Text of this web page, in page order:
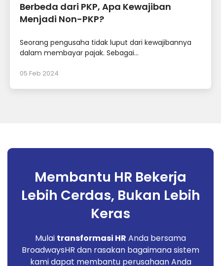
Berbeda dari PKP, Apa Kewajiban
Menjadi Non-PKP?
Seorang pengusaha tidak luput dari kewajibannya
dalam membayar pajak. Sebagai...
05 Feb 2024
Membantu HR Bekerja
Lebih Cerdas, Bukan Lebih
Keras
Mulai transformasi HR Anda bersama
BroadwaysHR dan rasakan bagaimana sistem
kami dapat membantu perusahaan Anda